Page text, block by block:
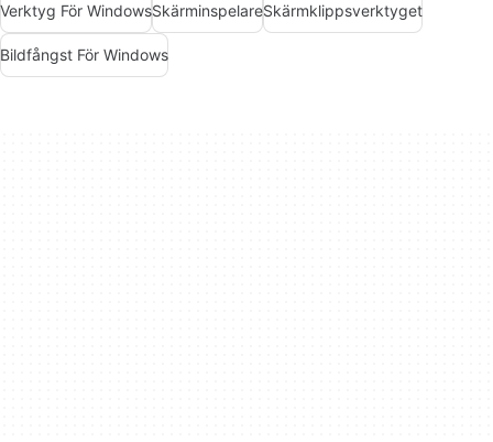
Verktyg För WindowsSkärminspelareSkärmklippsverktyget
Bildfångst För Windows